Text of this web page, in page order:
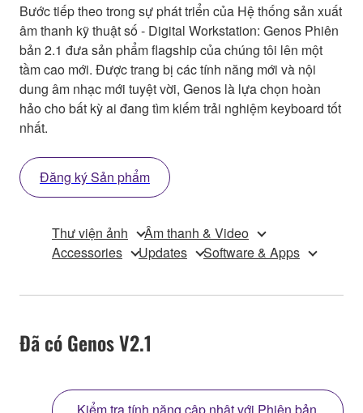
Bước tiếp theo trong sự phát triển của Hệ thống sản xuất
âm thanh kỹ thuật số - Digital Workstation: Genos Phiên
bản 2.1 đưa sản phẩm flagship của chúng tôi lên một
tầm cao mới. Được trang bị các tính năng mới và nội
dung âm nhạc mới tuyệt vời, Genos là lựa chọn hoàn
hảo cho bất kỳ ai đang tìm kiếm trải nghiệm keyboard tốt
nhất.
Đăng ký Sản phẩm
Thư viện ảnh
Âm thanh & Video
Accessories
Updates Software & Apps
Đã có Genos V2.1
Kiểm tra tính năng cập nhật với Phiên bản